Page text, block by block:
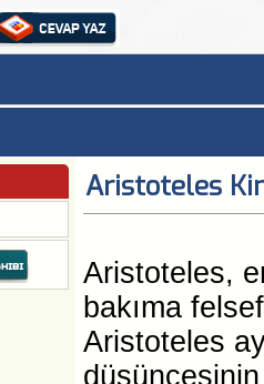
Aristoteles
Aristoteles,
bakıma
Aristoteles